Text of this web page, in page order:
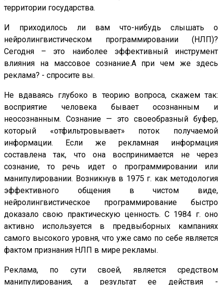
территории государства.
И приходилось ли вам что-нибудь слышать о
нейролингвистическом программировании (НЛП)?
Сегодня – это наиболее эффективный инструмент
влияния на массовое сознание.А при чем же здесь
реклама? - спросите вы.
Не вдаваясь глубоко в теорию вопроса, скажем так:
восприятие человека бывает осознанным и
неосознанным. Сознание — это своеобразный буфер,
который «отфильтровывает» поток получаемой
информации. Если же рекламная информация
составлена так, что она воспринимается не через
сознание, то речь идет о программировании или
манипулировании. Возникнув в 1975 г. как методология
эффективного общения в чистом виде,
нейролингвистическое программирование быстро
доказало свою практическую ценность. С 1984 г. оно
активно используется в предвыборных кампаниях
самого высокого уровня, что уже само по себе является
фактом признания НЛП в мире рекламы.
Реклама, по сути своей, является средством
манипулирования, а результат ее действия -